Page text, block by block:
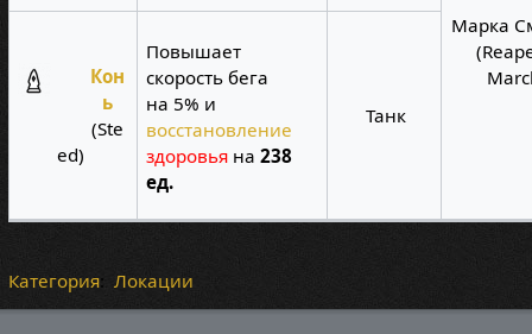
Марка
Кон
ь
(Ste
ed)
Повышает
скорость бега
на 5% и
восстановление
здоровья на238
ед.
Танк
Категория: Локации